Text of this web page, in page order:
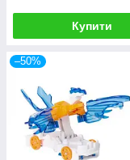
Купити
–50%